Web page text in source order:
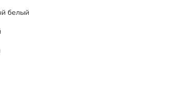
белый